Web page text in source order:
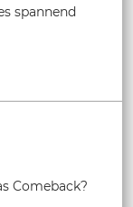
spannend
Comeback?